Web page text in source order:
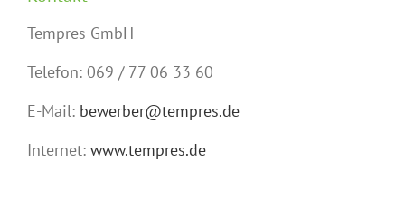
Tempres GmbH
Telefon: 069 / 77 06 33 60
E-Mail: bewerber@tempres.de
Internet: www.tempres.de